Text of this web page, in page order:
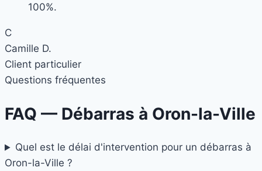
100%.
C
Camille D.
Client particulier
Questions fréquentes
FAQ — Débarras à Oron-la-Ville
Quel est le délai d'intervention pour un débarras à
Oron-la-Ville ?